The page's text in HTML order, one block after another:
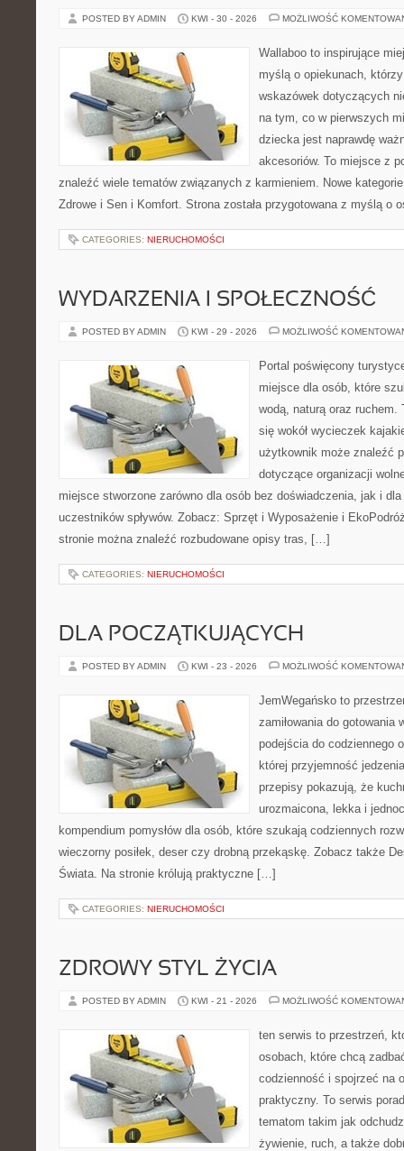
POSTED BY ADMIN KWI - 30 - 2026 MOŻLIWOŚĆ
Wallaboo to inspirujące
myślą o opiekunach,
wskazówek dotyczących
na tym, co w pierwszych
dziecka jest naprawdę
akcesoriów. To miejsce z
znaleźć wiele tematów związanych z karmieniem. Nowe
Zdrowe i Sen i Komfort. Strona została przygotowana z myślą o
CATEGORIES: NIERUCHOMOŚCI
WYDARZENIA I SPOŁECZNOŚĆ
POSTED BY ADMIN KWI - 29 - 2026 MOŻLIWOŚĆ
Portal poświęcony
miejsce dla osób, które
wodą, naturą oraz ruchem.
się wokół wycieczek
użytkownik może znaleźć
dotyczące organizacji
miejsce stworzone zarówno dla osób bez doświadczenia, jak i
uczestników spływów. Zobacz: Sprzęt i Wyposażenie i
stronie można znaleźć rozbudowane opisy tras, […]
CATEGORIES: NIERUCHOMOŚCI
DLA POCZĄTKUJĄCYCH
POSTED BY ADMIN KWI - 23 - 2026 MOŻLIWOŚĆ
JemWegańsko to
zamiłowania do gotowania
podejścia do codziennego
której przyjemność
przepisy pokazują, że
urozmaicona, lekka i
kompendium pomysłów dla osób, które szukają codziennych
wieczorny posiłek, deser czy drobną przekąskę. Zobacz także
Świata. Na stronie królują praktyczne […]
CATEGORIES: NIERUCHOMOŚCI
ZDROWY STYL ŻYCIA
POSTED BY ADMIN KWI - 21 - 2026 MOŻLIWOŚĆ
ten serwis to przestrzeń,
osobach, które chcą
codzienność i spojrzeć na
praktyczny. To serwis
tematom takim jak
żywienie, ruch, a także